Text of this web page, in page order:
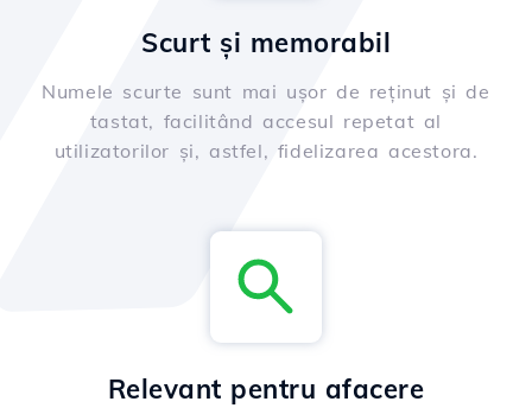
Scurt și memorabil
Numele scurte sunt mai ușor de reținut și de
tastat, facilitând accesul repetat al
utilizatorilor și, astfel, fidelizarea acestora.
Relevant pentru afacere